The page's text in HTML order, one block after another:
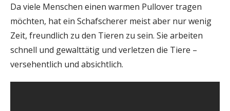
Da viele Menschen einen warmen Pullover tragen
möchten, hat ein Schafscherer meist aber nur wenig
Zeit, freundlich zu den Tieren zu sein. Sie arbeiten
schnell und gewalttätig und verletzen die Tiere –
versehentlich und absichtlich.